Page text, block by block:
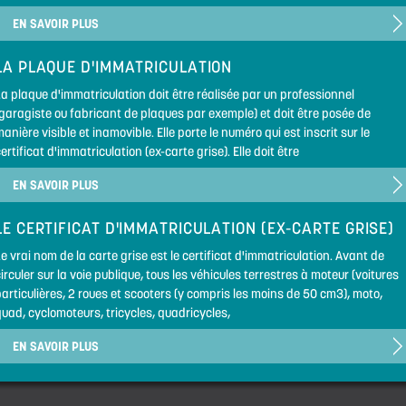
EN SAVOIR PLUS
PLAQUE D'IMMATRICULATION
plaque d'immatriculation doit être réalisée par un professionnel
ou fabricant de plaques par exemple) et doit être posée de
visible et inamovible. Elle porte le numéro qui est inscrit sur le
d'immatriculation (ex-carte grise). Elle doit être
EN SAVOIR PLUS
CERTIFICAT D'IMMATRICULATION (EX-CARTE GRISE)
vrai nom de la carte grise est le certificat d'immatriculation. Avant de
sur la voie publique, tous les véhicules terrestres à moteur (voitures
2 roues et scooters (y compris les moins de 50 cm3), moto,
cyclomoteurs, tricycles, quadricycles,
EN SAVOIR PLUS